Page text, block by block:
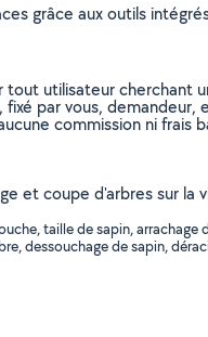
grâce aux outils
utilisateur cherchant
par vous, demandeur,
commission ni frais
et coupe d'arbres sur la
taille de sapin,
dessouchage de sapin,